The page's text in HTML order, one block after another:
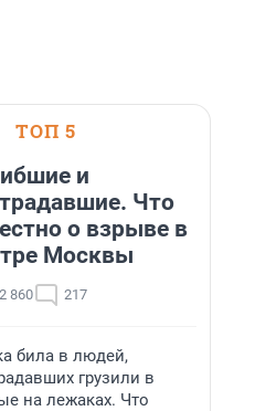
ТОП 5
и
Что
о взрыве в
Москвы
860 217
била в людей,
грузили в
на лежаках. Что